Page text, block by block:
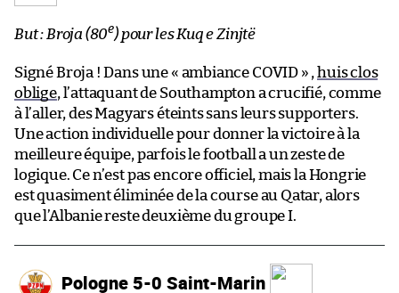
But : Broja (80e) pour les Kuq e Zinjtë
Signé Broja ! Dans une « ambiance COVID » ,huis clos
oblige, l’attaquant de Southampton a crucifié, comme
à l’aller, des Magyars éteints sans leurs supporters.
Une action individuelle pour donner la victoire à la
meilleure équipe, parfois le football a un zeste de
logique. Ce n’est pas encore officiel, mais la Hongrie
est quasiment éliminée de la course au Qatar, alors
que l’Albanie reste deuxième du groupe I.
Pologne 5-0 Saint-Marin